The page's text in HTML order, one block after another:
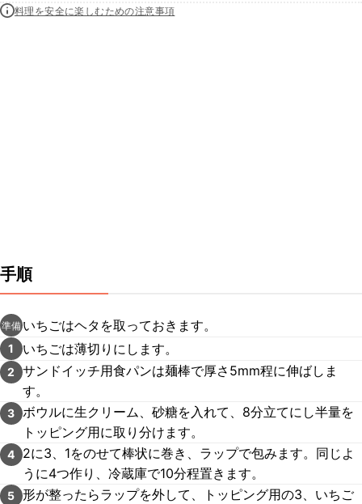
料理を安全に楽しむための注意事項
手順
準備 いちごはヘタを取っておきます。
1 いちごは薄切りにします。
2
サンドイッチ用食パンは麺棒で厚さ5mm程に伸ばしま
す。
3 ボウルに生クリーム、砂糖を入れて、8分立てにし半量を
トッピング用に取り分けます。
4
2に3、1をのせて棒状に巻き、ラップで包みます。同じよ
うに4つ作り、冷蔵庫で10分程置きます。
5 形が整ったらラップを外して、トッピング用の3、いちご